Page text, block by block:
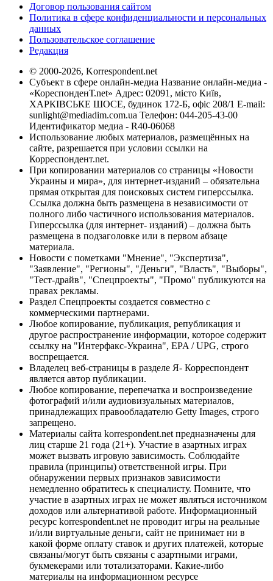
Договор пользования сайтом
Политика в сфере конфиденциальности и персональных
данных
Пользовательское соглашение
Редакция
© 2000-2026, Korrespondent.net
Субъект в сфере онлайн-медиа Название онлайн-медиа -
«КореспонденТ.net» Адрес: 02091, місто Київ,
ХАРКІВСЬКЕ ШОСЕ, будинок 172-Б, офіс 208/1 E-mail:
sunlight@mediadim.com.ua Телефон: 044-205-43-00
Идентификатор медиа - R40-06068
Использование любых материалов, размещённых на
сайте, разрешается при условии ссылки на
Корреспондент.net.
При копировании материалов со страницы «Новости
Украины и мира», для интернет-изданий – обязательна
прямая открытая для поисковых систем гиперссылка.
Ссылка должна быть размещена в независимости от
полного либо частичного использования материалов.
Гиперссылка (для интернет- изданий) – должна быть
размещена в подзаголовке или в первом абзаце
материала.
Новости с пометками "Мнение", "Экспертиза",
"Заявление", "Регионы", "Деньги", "Власть", "Выборы",
"Тест-драйв", "Спецпроекты", "Промо" публикуются на
правах рекламы.
Раздел Спецпроекты создается совместно с
коммерческими партнерами.
Любое копирование, публикация, републикация и
другое распространение информации, которое содержит
ссылку на "Интерфакс-Украина", EPA / UPG, строго
воспрещается.
Владелец веб-страницы в разделе Я- Корреспондент
является автор публикации.
Любое копирование, перепечатка и воспроизведение
фотографий и/или аудиовизуальных материалов,
принадлежащих правообладателю Getty Images, строго
запрещено.
Материалы сайта korrespondent.net предназначены для
лиц старше 21 года (21+). Участие в азартных играх
может вызвать игровую зависимость. Соблюдайте
правила (принципы) ответственной игры. При
обнаружении первых признаков зависимости
немедленно обратитесь к специалисту. Помните, что
участие в азартных играх не может являться источником
доходов или альтернативой работе. Информационный
ресурс korrespondent.net не проводит игры на реальные
и/или виртуальные деньги, сайт не принимает ни в
какой форме оплату ставок и других платежей, которые
связаны/могут быть связаны с азартными играми,
букмекерами или тотализаторами. Какие-либо
материалы на информационном ресурсе